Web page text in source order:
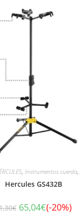
, Instrumentos cuerda,
Hercules GS432B
€ 65,04€(-20%)